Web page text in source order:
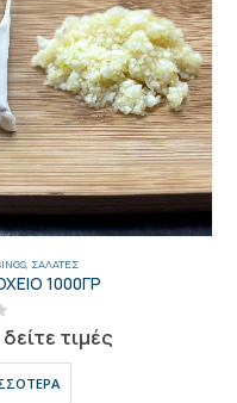
, ΣΑΛΆΤΕΣ
1000ΓΡ
5 τιμές